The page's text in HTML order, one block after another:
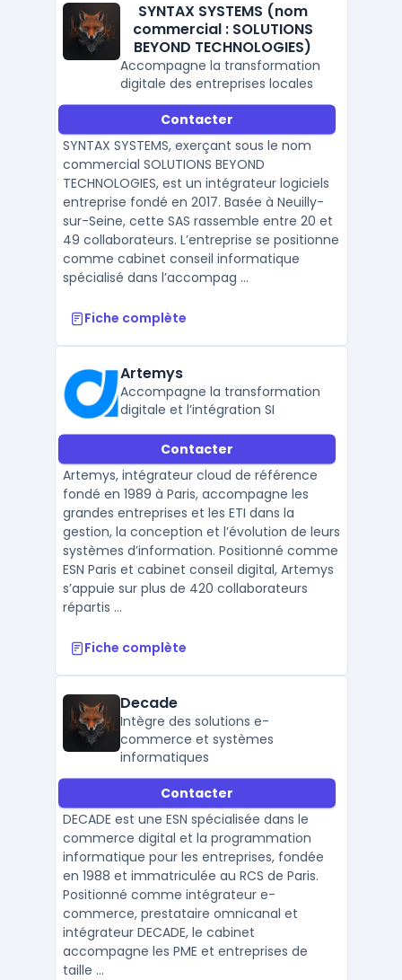
SYNTAX SYSTEMS (nom
commercial : SOLUTIONS
BEYOND TECHNOLOGIES)
Accompagne la transformation
digitale des entreprises locales
Contacter
SYNTAX SYSTEMS, exerçant sous le nom
commercial SOLUTIONS BEYOND
TECHNOLOGIES, est un intégrateur logiciels
entreprise fondé en 2017. Basée à Neuilly-
sur-Seine, cette SAS rassemble entre 20 et
49 collaborateurs. L’entreprise se positionne
comme cabinet conseil informatique
spécialisé dans l’accompag ...
Fiche complète
Artemys
Accompagne la transformation
digitale et l’intégration SI
Contacter
Artemys, intégrateur cloud de référence
fondé en 1989 à Paris, accompagne les
grandes entreprises et les ETI dans la
gestion, la conception et l’évolution de leurs
systèmes d’information. Positionné comme
ESN Paris et cabinet conseil digital, Artemys
s’appuie sur plus de 420 collaborateurs
répartis ...
Fiche complète
Decade
Intègre des solutions e-
commerce et systèmes
informatiques
Contacter
DECADE est une ESN spécialisée dans le
commerce digital et la programmation
informatique pour les entreprises, fondée
en 1988 et immatriculée au RCS de Paris.
Positionné comme intégrateur e-
commerce, prestataire omnicanal et
intégrateur DECADE, le cabinet
accompagne les PME et entreprises de
taille ...